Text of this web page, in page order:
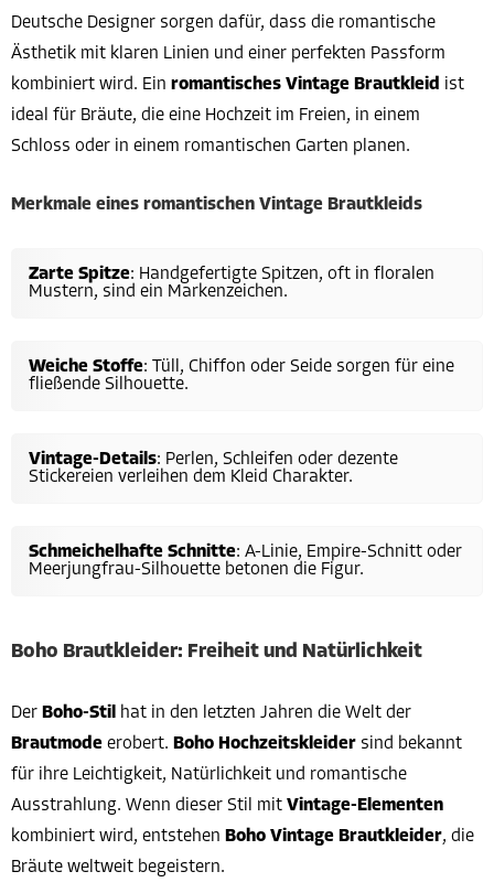
Deutsche Designer sorgen dafür, dass die romantische
Ästhetik mit klaren Linien und einer perfekten Passform
kombiniert wird. Ein romantisches Vintage Brautkleid ist
ideal für Bräute, die eine Hochzeit im Freien, in einem
Schloss oder in einem romantischen Garten planen.
Merkmale eines romantischen Vintage Brautkleids
Zarte Spitze: Handgefertigte Spitzen, oft in floralen
Mustern, sind ein Markenzeichen.
Weiche Stoffe: Tüll, Chiffon oder Seide sorgen für eine
fließende Silhouette.
Vintage-Details: Perlen, Schleifen oder dezente
Stickereien verleihen dem Kleid Charakter.
Schmeichelhafte Schnitte: A-Linie, Empire-Schnitt oder
Meerjungfrau-Silhouette betonen die Figur.
Boho Brautkleider: Freiheit und Natürlichkeit
Der Boho-Stil
hat in den letzten Jahren die Welt der
Brautmode erobert. Boho Hochzeitskleider sind bekannt
für ihre Leichtigkeit, Natürlichkeit und romantische
Ausstrahlung. Wenn dieser Stil mit Vintage-Elementen
kombiniert wird, entstehen Boho Vintage Brautkleider, die
Bräute weltweit begeistern.